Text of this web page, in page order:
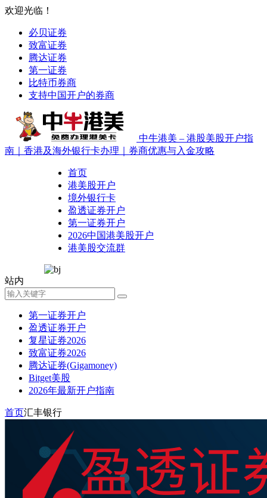
欢迎光临！
必贝证券
致富证券
腾达证券
第一证券
比特币券商
支持中国开户的券商
中牛港美 – 港股美股开户指
南｜香港及海外银行卡办理｜券商优惠与入金攻略
首页
港美股开户
境外银行卡
盈透证券开户
第一证券开户
2026中国港美股开户
港美股交流群
站内
第一证券开户
盈透证券开户
复星证券2026
致富证券2026
腾达证券(Gigamoney)
Bitget美股
2026年最新开户指南
首页汇丰银行